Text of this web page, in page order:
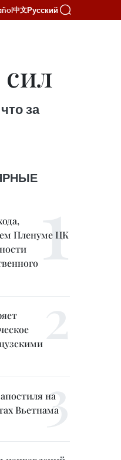
中文Русский
за
Пленуме ЦК
на
Вьетнама